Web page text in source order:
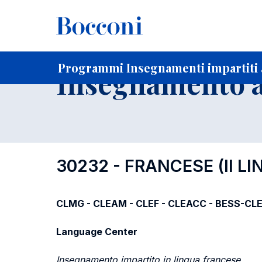
Programmi Insegnamenti impartiti
Home Per studenti iscritti
Insegnamento
30232 - FRANCESE (II
CLMG - CLEAM - CLEF - CLEACC - BESS-
Language Center
Insegnamento impartito in lingua francese